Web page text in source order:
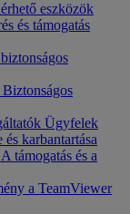
eszközök
és támogatás
Biztonságos
Ügyfelek
karbantartása
A támogatás és a
a TeamViewer